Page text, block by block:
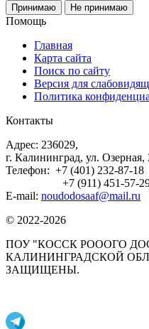
Принимаю Не принимаю
Помощь
Главная
Карта сайта
Поиск по сайту
Версия для
Политика
Контакты
Адрес: 236029,
г. Калининград, ул. Озерная,
Телефон: +7 (401) 232-87-18
+7 (911) 451-57-
E-mail: noudodosaaf@mail.ru
© 2022-2026
ПОУ "КОССК РОООГО
КАЛИНИНГРАДСКОЙ
ЗАЩИЩЕНЫ.